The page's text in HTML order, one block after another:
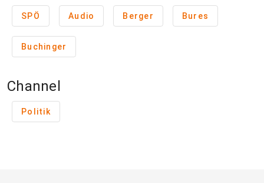
SPÖ Audio Berger Bures
Buchinger
Channel
Politik